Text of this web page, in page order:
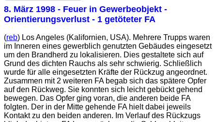
8. März 1998 - Feuer in Gewerbeobjekt -
Orientierungsverlust - 1 getöteter FA
(reb) Los Angeles (Kalifornien, USA). Mehrere Trupps waren
im Inneren eines gewerblich genutzten Gebäudes eingesetzt
um den Brandherd zu lokalisieren. Dies gestaltete sich auf
Grund des dichten Rauchs als sehr schwierig. Schließlich
wurde für alle eingesetzten Kräfte der Rückzug angeordnet.
Zusammen mit 2 weiteren FA begab sich das spätere Opfer
auf den Rückweg. Sie konnten sich leicht gebückt gehend
bewegen. Das Opfer ging voran, die anderen beide FA
folgten. Der in der Mitte gehende FA hielt dabei jeweils
Kontakt zu den beiden anderen. Im Verlauf des Rückzugs